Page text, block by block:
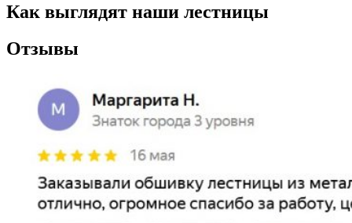
Как выглядят наши лестницы
Отзывы